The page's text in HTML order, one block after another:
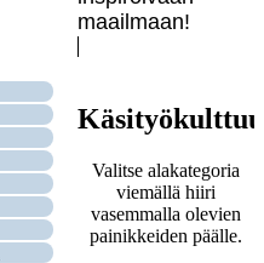
maailmaan!
Valitse alakategoria
viemällä hiiri
vasemmalla olevien
painikkeiden päälle.